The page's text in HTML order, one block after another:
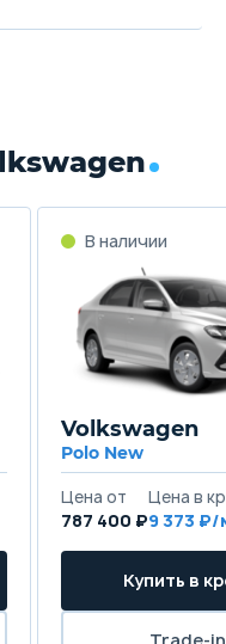
Volkswagen
Polo New
787 400 ₽9 373